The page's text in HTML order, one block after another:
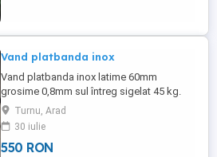
Vand platbanda inox
Vand platbanda inox latime 60mm
grosime 0,8mm sul întreg sigelat 45 kg.
Pret 550 lei. Predare personala în Arad, nu
raspund la mesaje.
Turnu, Arad
30 iulie
550 RON